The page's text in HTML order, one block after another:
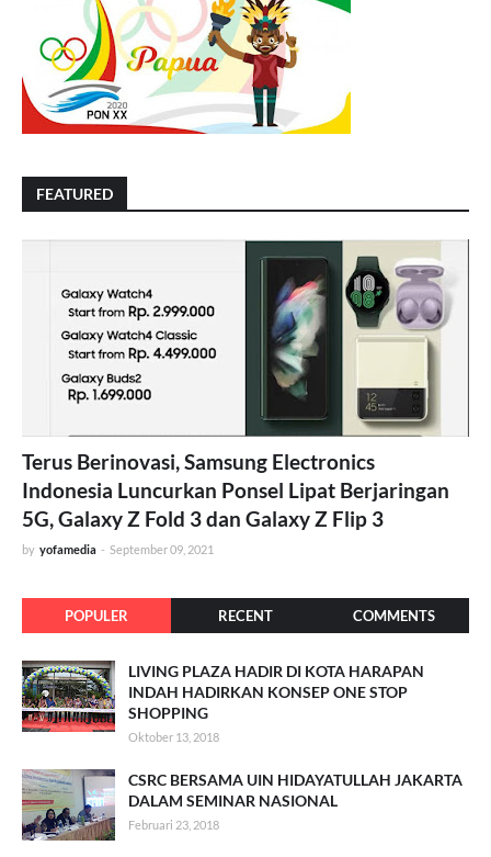
FEATURED
Terus Berinovasi, Samsung Electronics
Indonesia Luncurkan Ponsel Lipat Berjaringan
5G, Galaxy Z Fold 3 dan Galaxy Z Flip 3
by yofamedia - September 09, 2021
POPULER RECENT COMMENTS
LIVING PLAZA HADIR DI KOTA HARAPAN
INDAH HADIRKAN KONSEP ONE STOP
SHOPPING
Oktober 13, 2018
CSRC BERSAMA UIN HIDAYATULLAH JAKARTA
DALAM SEMINAR NASIONAL
Februari 23, 2018